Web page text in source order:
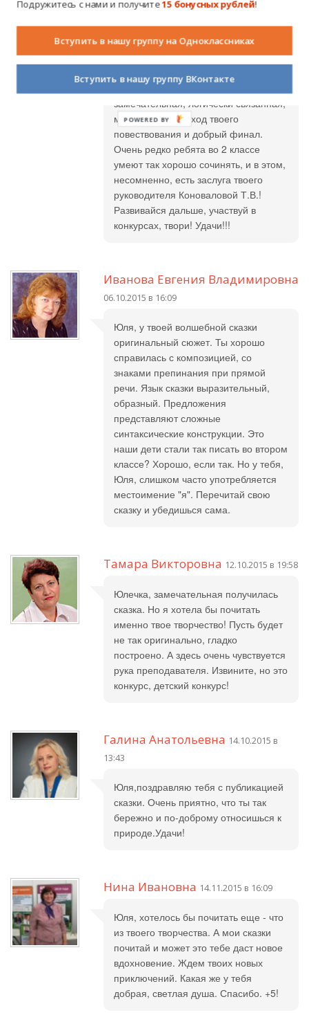
Людмила Викторовна 26.09.2015 в
18:16
Юлия, ты - умничка, сказка
замечательная, логически связанная,
мне понравился ход твоего
повествования и добрый финал.
Очень редко ребята во 2 классе
умеют так хорошо сочинять, и в этом,
несомненно, есть заслуга твоего
руководителя Коноваловой Т.В.!
Развивайся дальше, участвуй в
конкурсах, твори! Удачи!!!
Иванова Евгения Владимировна
06.10.2015 в 16:09
Юля, у твоей волшебной сказки
оригинальный сюжет. Ты хорошо
справилась с композицией, со
знаками препинания при прямой
речи. Язык сказки выразительный,
образный. Предложения
представляют сложные
синтаксические конструкции. Это
наши дети стали так писать во втором
классе? Хорошо, если так. Но у тебя,
Юля, слишком часто употребляется
местоимение "я". Перечитай свою
сказку и убедишься сама.
Тамара Викторовна 12.10.2015 в 19:58
Юлечка, замечательная получилась
сказка. Но я хотела бы почитать
именно твое творчество! Пусть будет
не так оригинально, гладко
построено. А здесь очень чувствуется
рука преподавателя. Извините, но это
конкурс, детский конкурс!
Галина Анатольевна 14.10.2015 в
13:43
Юля,поздравляю тебя с публикацией
сказки. Очень приятно, что ты так
бережно и по-доброму относишься к
природе.Удачи!
Нина Ивановна 14.11.2015 в 16:09
Юля, хотелось бы почитать еще - что
из твоего творчества. А мои сказки
почитай и может это тебе даст новое
вдохновение. Ждем твоих новых
приключений. Какая же у тебя
добрая, светлая душа. Спасибо. +5!
Подружитесь с нами и получите15 бонусных рублей!
Вступить в нашу группу на Одноклассниках
Вступить в нашу группу ВКонтакте
POWERED
BY